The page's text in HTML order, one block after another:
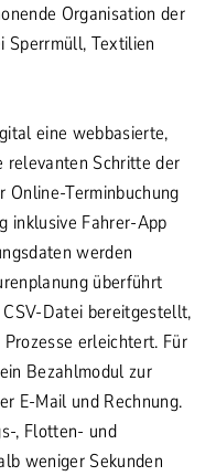
Organisation der
Sperrmüll, Textilien
eine webbasierte,
relevanten Schritte der
Online-Terminbuchung
inklusive Fahrer-App
werden
überführt
Datei bereitgestellt,
erleichtert. Für
Bezahlmodul zur
E-Mail und Rechnung.
, Flotten- und
weniger Sekunden